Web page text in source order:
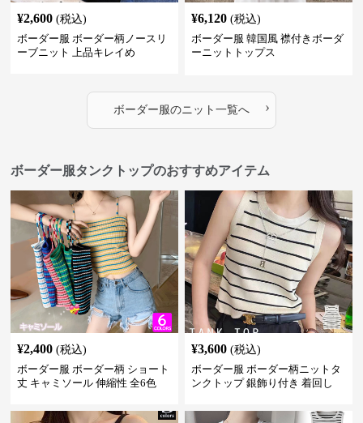
¥2,600 (税込)
ボーダー服 ボーダー柄ノースリ
ーブニット 上品キレイめ
¥6,120 (税込)
ボーダー服 韓国風 襟付きボーダ
ーニットトップス
ボーダー服のニット 一覧へ ›
ボーダー服タンクトップのおすすめアイテム
¥2,400 (税込)
ボーダー服 ボーダー柄 ショート
丈 キャミソール 伸縮性 全6色
¥3,600 (税込)
ボーダー服 ボーダー柄ニットタ
ンクトップ 銀飾り付き 着回し